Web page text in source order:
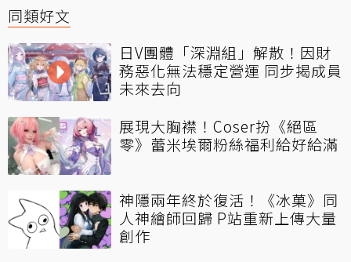
同類好文
日V團體「深淵組」解散！因財
務惡化無法穩定營運 同步揭成員
未來去向
展現大胸襟！Coser扮《絕區
零》蕾米埃爾粉絲福利給好給滿
神隱兩年終於復活！《冰菓》同
人神繪師回歸 P站重新上傳大量
創作